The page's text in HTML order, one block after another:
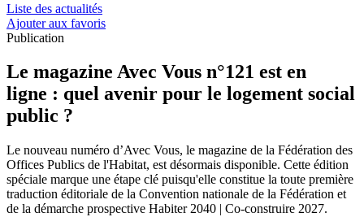
Liste des actualités
Ajouter aux favoris
Publication
Le magazine Avec Vous n°121 est en
ligne : quel avenir pour le logement social
public ?
Le nouveau numéro d’Avec Vous, le magazine de la Fédération des
Offices Publics de l'Habitat, est désormais disponible. Cette édition
spéciale marque une étape clé puisqu'elle constitue la toute première
traduction éditoriale de la Convention nationale de la Fédération et
de la démarche prospective Habiter 2040 | Co-construire 2027.